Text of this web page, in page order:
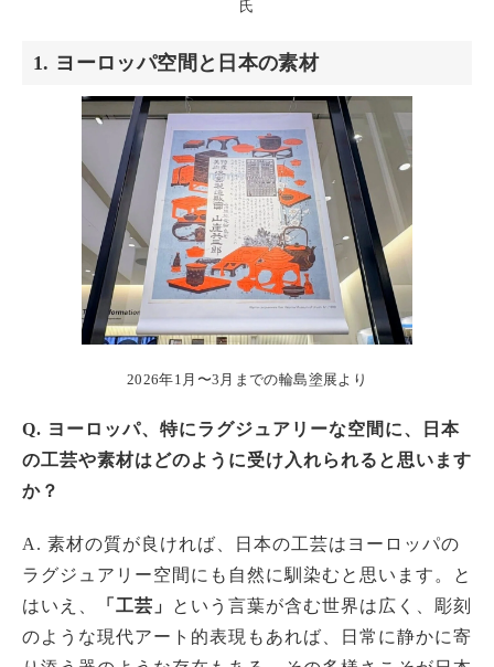
氏
1. ヨーロッパ空間と日本の素材
2026年1月〜3月までの輪島塗展より
Q. ヨーロッパ、特にラグジュアリーな空間に、日本
の工芸や素材はどのように受け入れられると思います
か？
A. 素材の質が良ければ、日本の工芸はヨーロッパの
ラグジュアリー空間にも自然に馴染むと思います。と
はいえ、
「工芸」
という言葉が含む世界は広く、彫刻
のような現代アート的表現もあれば、日常に静かに寄